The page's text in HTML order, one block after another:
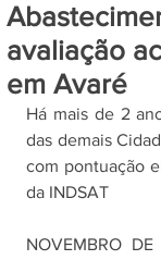
avaliação
em Avaré
Há mais de 2
das demais
com pontuação
da INDSAT
NOVEMBRO